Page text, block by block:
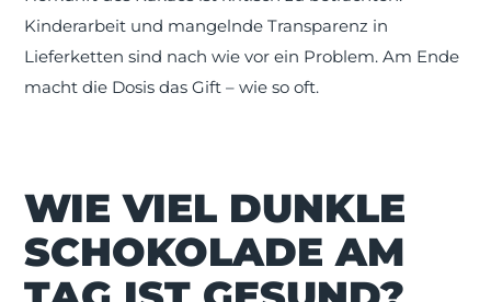
Kinderarbeit und mangelnde Transparenz in
Lieferketten sind nach wie vor ein Problem. Am Ende
macht die Dosis das Gift – wie so oft.
WIE VIEL DUNKLE
SCHOKOLADE AM